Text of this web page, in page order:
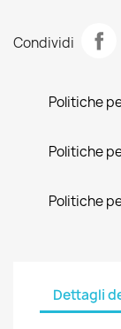
Condividi
Politiche
Politiche
Politiche
Dettagli